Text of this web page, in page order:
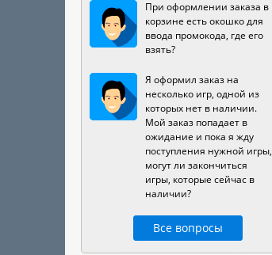
При оформлении заказа в
корзине есть окошко для
ввода промокода, где его
взять?
Я оформил заказ на
несколько игр, одной из
которых нет в наличии.
Мой заказ попадает в
ожидание и пока я жду
поступления нужной игры,
могут ли закончиться
игры, которые сейчас в
наличии?
Все вопросы